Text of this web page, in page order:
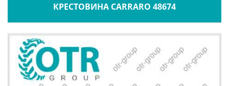
КРЕСТОВИНА CARRARO 48674